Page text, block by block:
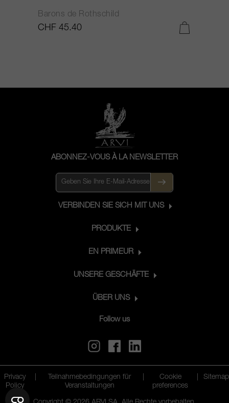
Barons de Rothschild
CHF 45.40
ABONNEZ-VOUS À LA NEWSLETTER
VERBINDEN SIE SICH MIT UNS
PRODUKTE
EN PRIMEUR
UNSERE GESCHÄFTE
ÜBER UNS
Follow us
Privacy
Policy
Teilnahmebedingungen für
Veranstaltungen
Cookie
preferences
Sitemap